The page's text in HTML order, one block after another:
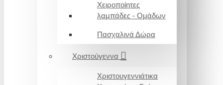
Χειροποίητες
λαμπάδες - Ομάδων
Πασχαλινά Δώρα
Χριστούγεννα
Χριστουγεννιάτικα